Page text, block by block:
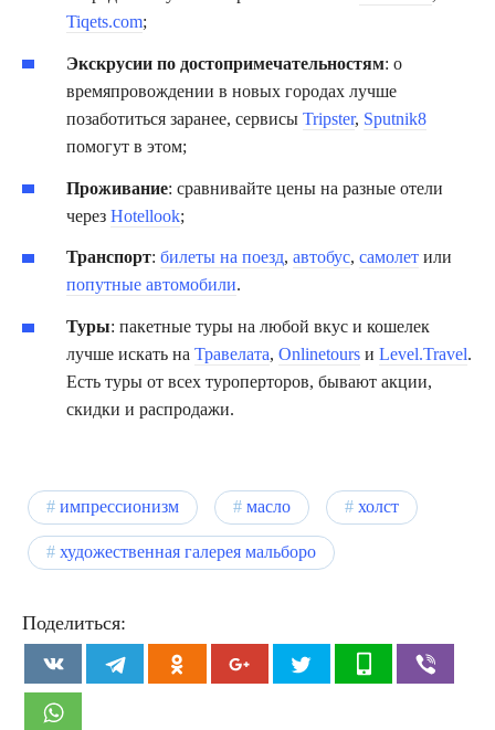
Tiqets.com;
Экскрусии по достопримечательностям: о
времяпровождении в новых городах лучше
позаботиться заранее, сервисы Tripster, Sputnik8
помогут в этом;
Проживание: сравнивайте цены на разные отели
через Hotellook;
Транспорт: билеты на поезд, автобус, самолет или
попутные автомобили.
Туры: пакетные туры на любой вкус и кошелек
лучше искать на Травелата, Onlinetours и Level.Travel.
Есть туры от всех туроперторов, бывают акции,
скидки и распродажи.
импрессионизм масло холст
художественная галерея мальборо
Поделиться: